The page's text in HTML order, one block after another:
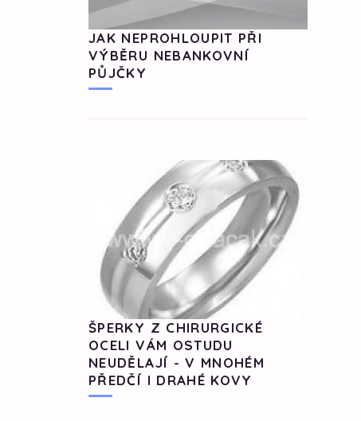
JAK NEPROHLOUPIT PŘI
VÝBĚRU NEBANKOVNÍ
PŮJČKY
ŠPERKY Z CHIRURGICKÉ
OCELI VÁM OSTUDU
NEUDĚLAJÍ - V MNOHÉM
PŘEDČÍ I DRAHÉ KOVY